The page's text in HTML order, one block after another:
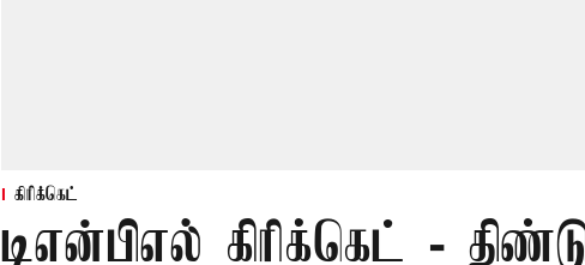
கிரிக்கெட்
டிஎன்பிஎல் கிரிக்கெட் -